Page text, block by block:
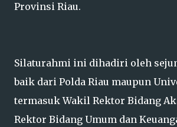
Provinsi Riau.
Silaturahmi ini dihadiri oleh
baik dari Polda Riau maupun
termasuk Wakil Rektor Bidang
Rektor Bidang Umum dan